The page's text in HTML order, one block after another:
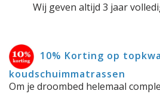
Wij geven altijd 3 jaar
10% Korting op
koudschuimmatrassen
Om je droombed helemaal